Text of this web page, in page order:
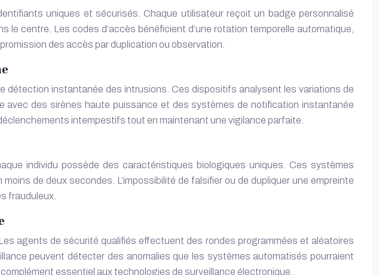
uniques et sécurisés. Chaque utilisateur reçoit un badge personnalisé
centre. Les codes d’accès bénéficient d’une rotation temporelle automatique,
des accès par duplication ou observation.
détection instantanée des intrusions. Ces dispositifs analysent les variations de
avec des sirènes haute puissance et des systèmes de notification instantanée
intempestifs tout en maintenant une vigilance parfaite.
individu possède des caractéristiques biologiques uniques. Ces systèmes
de deux secondes. L’impossibilité de falsifier ou de dupliquer une empreinte
frauduleux.
agents de sécurité qualifiés effectuent des rondes programmées et aléatoires
peuvent détecter des anomalies que les systèmes automatisés pourraient
essentiel aux technologies de surveillance électronique.